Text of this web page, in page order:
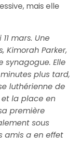
mais elle
mars. Une
Kimorah Parker,
synagogue. Elle
plus tard,
luthérienne de
et la place en
première
sous
amis a en effet